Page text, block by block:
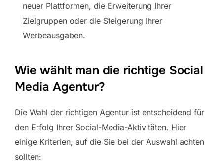
neuer Plattformen, die Erweiterung Ihrer
Zielgruppen oder die Steigerung Ihrer
Werbeausgaben.
Wie wählt man die richtige Social
Media Agentur?
Die Wahl der richtigen Agentur ist entscheidend für
den Erfolg Ihrer Social-Media-Aktivitäten. Hier
einige Kriterien, auf die Sie bei der Auswahl achten
sollten: